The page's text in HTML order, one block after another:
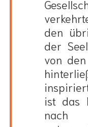
den
der
von
ist das
nach